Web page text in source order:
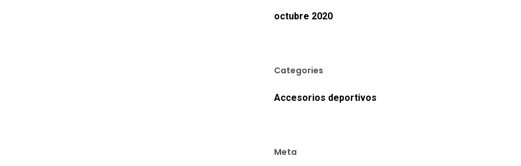
octubre 2020
Categories
Accesorios deportivos
Meta